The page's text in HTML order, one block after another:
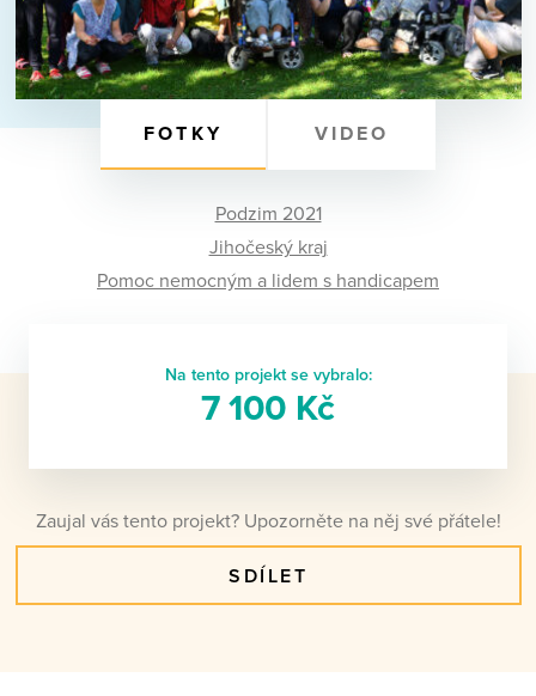
FOTKY VIDEO
Podzim 2021
Jihočeský kraj
Pomoc nemocným a lidem s handicapem
Na tento projekt se vybralo:
7 100 Kč
Zaujal vás tento projekt? Upozorněte na něj své přátele!
SDÍLET